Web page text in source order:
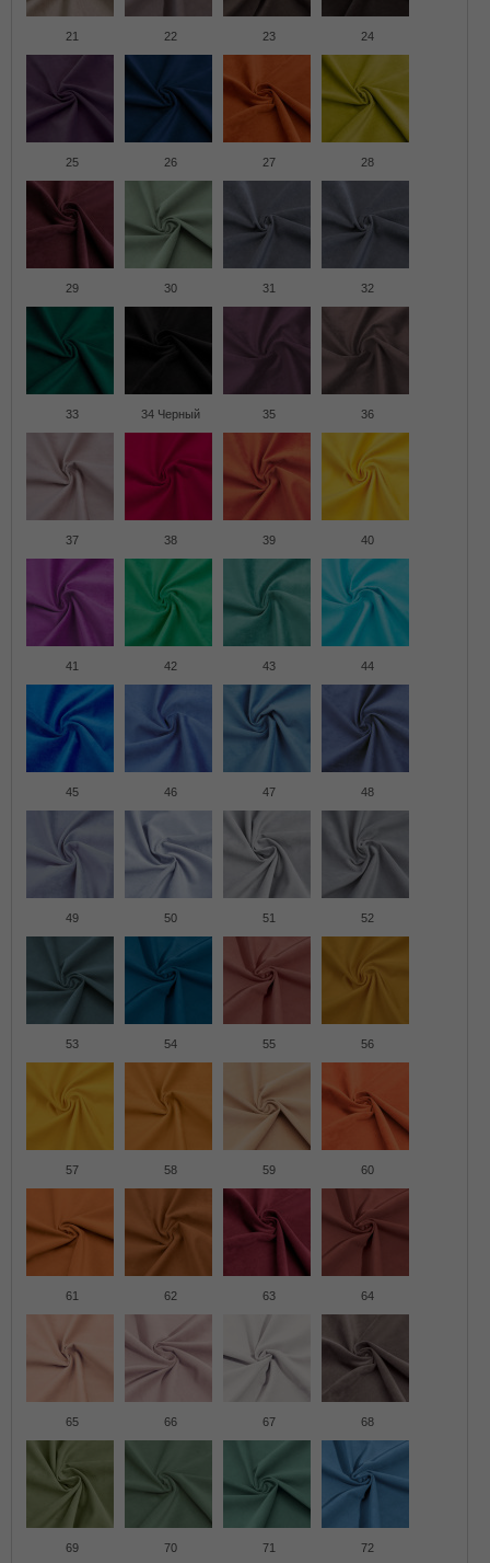
21 22 23 24
25 26 27 28
29 30 31 32
33 34 Черный 35 36
37 38 39 40
41 42 43 44
45 46 47 48
49 50 51 52
53 54 55 56
57 58 59 60
61 62 63 64
65 66 67 68
69 70 71 72